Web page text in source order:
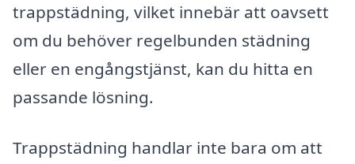
trappstädning, vilket innebär att oavsett
om du behöver regelbunden städning
eller en engångstjänst, kan du hitta en
passande lösning.
Trappstädning handlar inte bara om att